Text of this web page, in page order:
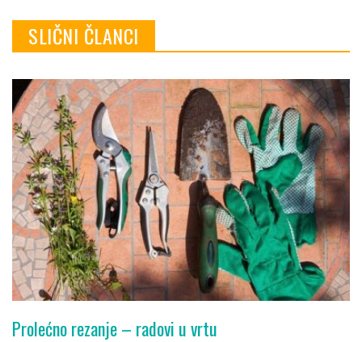
SLIČNI ČLANCI
Prolećno rezanje – radovi u vrtu